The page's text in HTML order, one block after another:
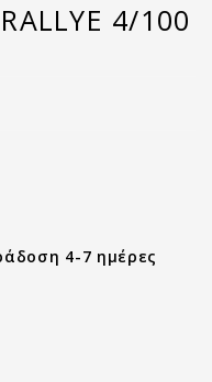
4/100
4-7 ημέρες